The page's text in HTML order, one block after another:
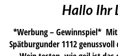
Hallo Ihr
*Werbung – Gewinnspiel*
Spätburgunder 1112